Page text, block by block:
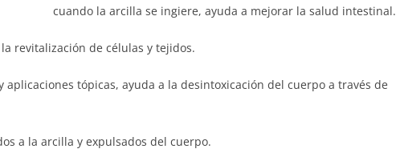
cuando la arcilla se ingiere, ayuda a mejorar la salud intestinal.
revitalización de células y tejidos.
aplicaciones tópicas, ayuda a la desintoxicación del cuerpo a través de
a la arcilla y expulsados del cuerpo.